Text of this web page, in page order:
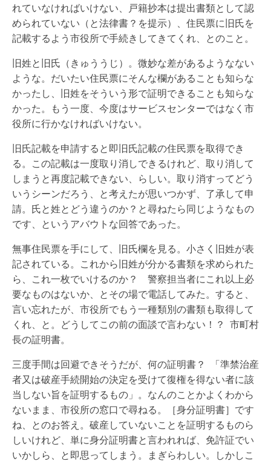
れていなければいけない、戸籍抄本は提出書類として認
められていない（と法律書？を提示）、住民票に旧氏を
記載するよう市役所で手続きしてきてくれ、とのこと。
旧姓と旧氏（きゅううじ）。微妙な差があるようなない
ような。だいたい住民票にそんな欄があることも知らな
かったし、旧姓をそういう形で証明できることも知らな
かった。もう一度、今度はサービスセンターではなく市
役所に行かなければいけない。
旧氏記載を申請すると即旧氏記載の住民票を取得でき
る。この記載は一度取り消しできるけれど、取り消して
しまうと再度記載できない、らしい。取り消すってどう
いうシーンだろう、と考えたが思いつかず、了承して申
請。氏と姓とどう違うのか？と尋ねたら同じようなもの
です、というアバウトな回答であった。
無事住民票を手にして、旧氏欄を見る。小さく旧姓が表
記されている。これから旧姓が分かる書類を求められた
ら、これ一枚でいけるのか？ 警察担当者にこれ以上必
要なものはないか、とその場で電話してみた。すると、
言い忘れたが、市役所でもう一種類別の書類も取得して
くれ、と。どうしてこの前の面談で言わない！？ 市町村
長の証明書。
三度手間は回避できそうだが、何の証明書？ 「準禁治産
者又は破産手続開始の決定を受けて復権を得ない者に該
当しない旨を証明するもの」。なんのことかよくわから
ないまま、市役所の窓口で尋ねる。［身分証明書］です
ね、とのお答え。破産していないことを証明するものら
しいけれど、単に身分証明書と言われれば、免許証でい
いかしら、と即思ってしまう。まぎらわしい。しかしこ